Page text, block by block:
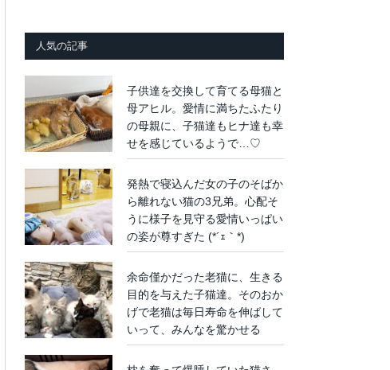
人気の記事
子供達を交換して育てる母猫と
母アヒル。愛情に満ちたふたり
の母親に、子猫達もヒナ達も幸
せを感じているようで…♡
発熱で寝込んだ女の子のそばか
ら離れない猫の3兄弟。心配そ
うに様子を見守る愛情いっぱい
の姿が尊すぎた (*´ｪ｀*)
余命僅かだった老猫に、生きる
目的を与えた子猫達。そのおか
げで老猫は毎日寿命を伸ばして
いって、みんなを驚かせる